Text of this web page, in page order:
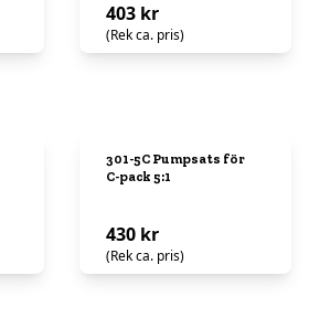
403 kr
(Rek ca. pris)
301-5C Pumpsats för
C-pack 5:1
430 kr
(Rek ca. pris)